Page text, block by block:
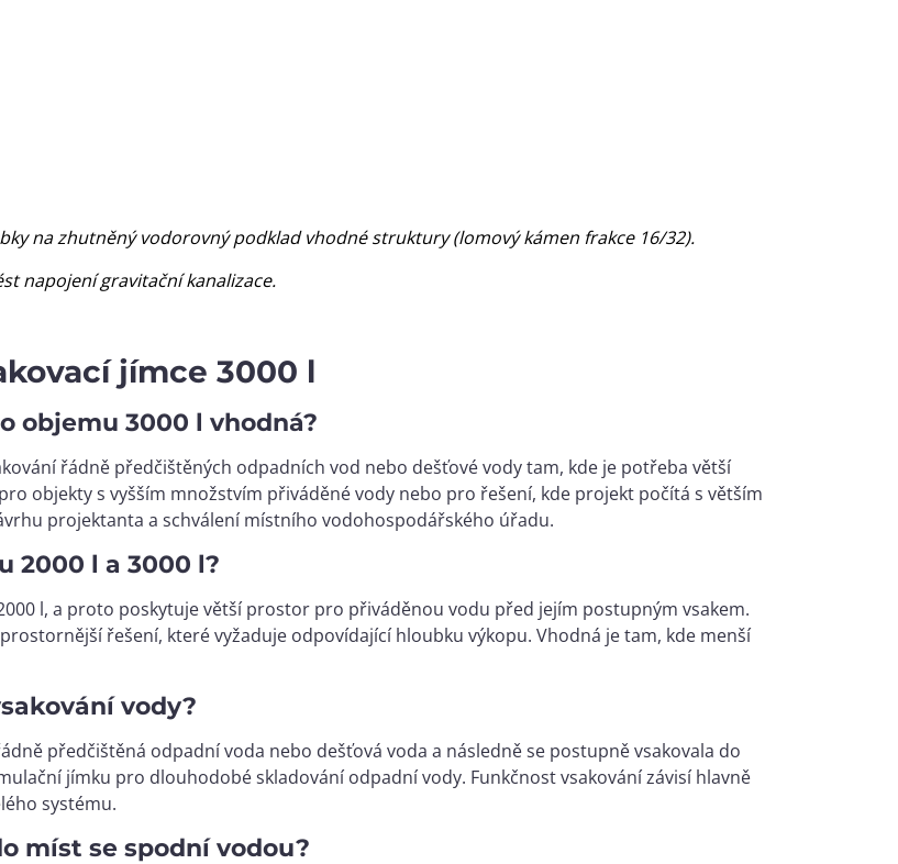
na zhutněný vodorovný podklad vhodné struktury (lomový kámen frakce 16/32).
napojení gravitační kanalizace.
jímce 3000 l
objemu 3000 l vhodná?
řádně předčištěných odpadních vod nebo dešťové vody tam, kde je potřeba větší
objekty s vyšším množstvím přiváděné vody nebo pro řešení, kde projekt počítá s větším
projektanta a schválení místního vodohospodářského úřadu.
2000 l a 3000 l?
l, a proto poskytuje větší prostor pro přiváděnou vodu před jejím postupným vsakem.
řešení, které vyžaduje odpovídající hloubku výkopu. Vhodná je tam, kde menší
vody?
předčištěná odpadní voda nebo dešťová voda a následně se postupně vsakovala do
jímku pro dlouhodobé skladování odpadní vody. Funkčnost vsakování závisí hlavně
systému.
míst se spodní vodou?